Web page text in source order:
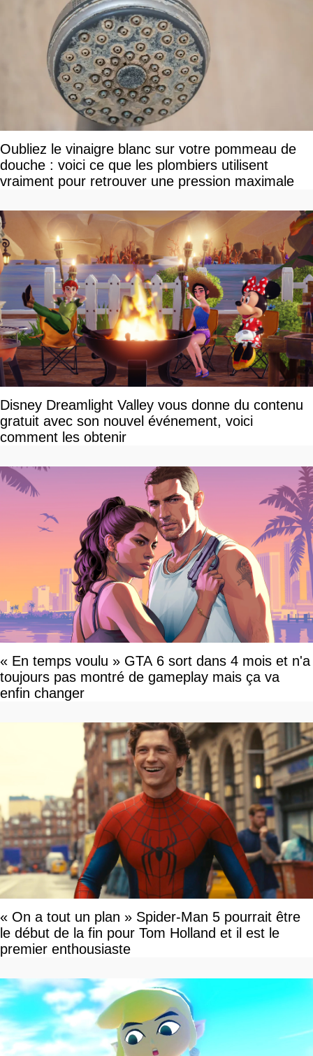
Oubliez le vinaigre blanc sur votre pommeau de
douche : voici ce que les plombiers utilisent
vraiment pour retrouver une pression maximale
Disney Dreamlight Valley vous donne du contenu
gratuit avec son nouvel événement, voici
comment les obtenir
« En temps voulu » GTA 6 sort dans 4 mois et n'a
toujours pas montré de gameplay mais ça va
enfin changer
« On a tout un plan » Spider-Man 5 pourrait être
le début de la fin pour Tom Holland et il est le
premier enthousiaste